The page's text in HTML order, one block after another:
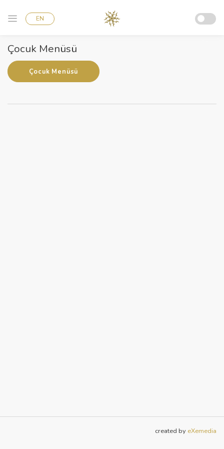
EN
Çocuk Menüsü
Çocuk Menüsü
created by eXemedia